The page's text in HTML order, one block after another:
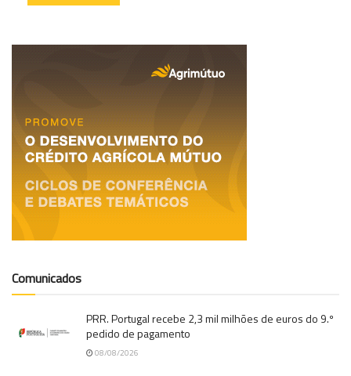
Comunicados
PRR. Portugal recebe 2,3 mil milhões de euros do 9.º
pedido de pagamento
08/08/2026